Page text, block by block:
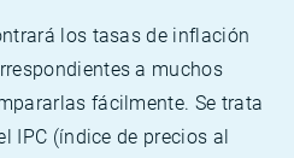
los tasas de inflación
a muchos
fácilmente. Se trata
IPC (índice de precios al